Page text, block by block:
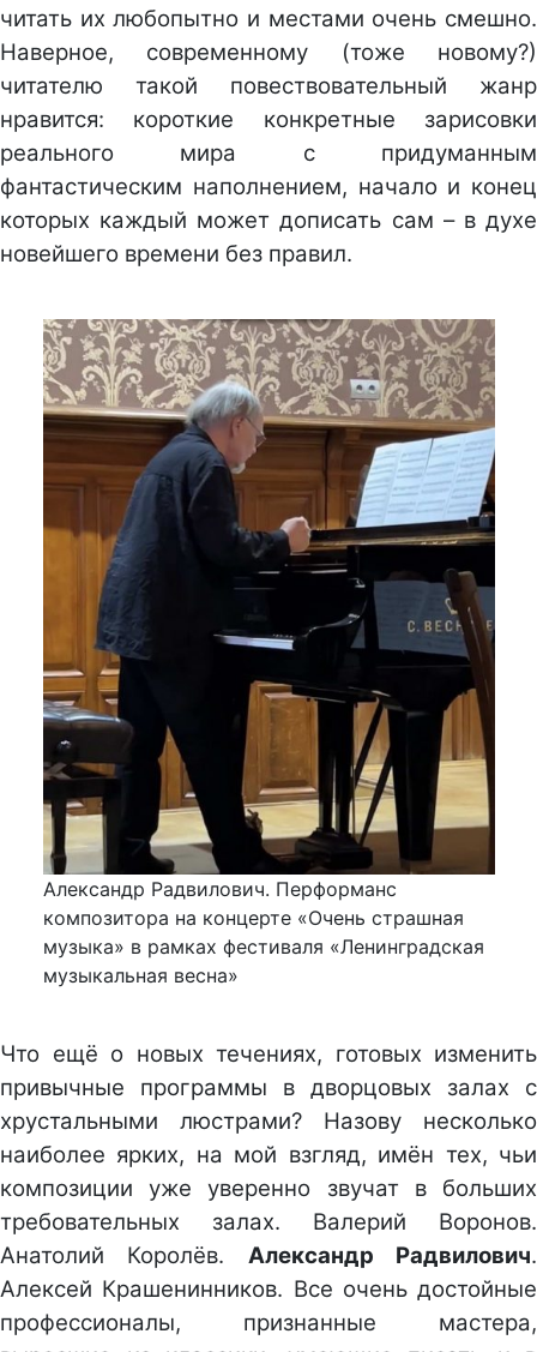
читать их любопытно и местами очень смешно.
Наверное, современному (тоже новому?)
читателю такой повествовательный жанр
нравится: короткие конкретные зарисовки
реального мира с придуманным
фантастическим наполнением, начало и конец
которых каждый может дописать сам – в духе
новейшего времени без правил.
Александр Радвилович. Перформанс
композитора на концерте «Очень страшная
музыка» в рамках фестиваля «Ленинградская
музыкальная весна»
Что ещё о новых течениях, готовых изменить
привычные программы в дворцовых залах с
хрустальными люстрами? Назову несколько
наиболее ярких, на мой взгляд, имён тех, чьи
композиции уже уверенно звучат в больших
требовательных залах. Валерий Воронов.
Анатолий Королёв. Александр Радвилович.
Алексей Крашенинников. Все очень достойные
профессионалы, признанные мастера,